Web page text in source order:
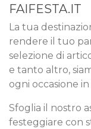
FAIFESTA.IT
La tua
rendere il tuo
selezione di
e tanto altro,
ogni occasione
Sfoglia il nostro
festeggiare con